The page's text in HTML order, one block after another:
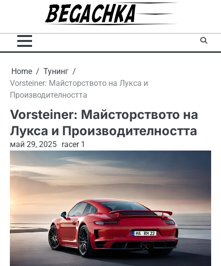
Home
Тунинг
Vorsteiner: Майсторството на Лукса и
Производителността
Vorsteiner: Майсторството на
Лукса и Производителността
май 29, 2025 racer 1